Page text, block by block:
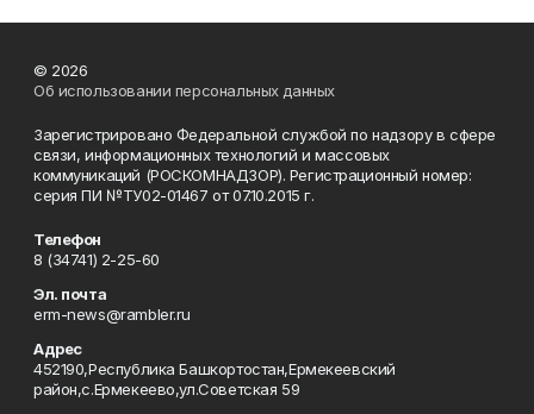
© 2026
Об использовании персональных данных
Зарегистрировано Федеральной службой по надзору в сфере
связи, информационных технологий и массовых
коммуникаций (РОСКОМНАДЗОР). Регистрационный номер:
серия ПИ №ТУ02-01467 от 07.10.2015 г.
Телефон
8 (34741) 2-25-60
Эл. почта
erm-news@rambler.ru
Адрес
452190,Республика Башкортостан,Ермекеевский
район,с.Ермекеево,ул.Советская 59